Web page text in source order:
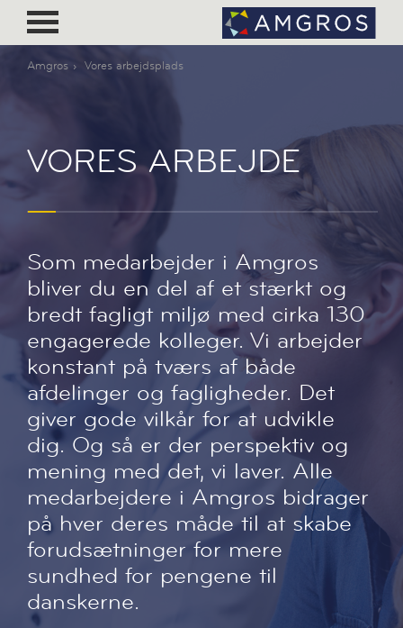
Amgros Vores arbejdsplads
VORES ARBEJDE
Som medarbejder i Amgros
bliver du en del af et stærkt og
bredt fagligt miljø med cirka 130
engagerede kolleger. Vi arbejder
konstant på tværs af både
afdelinger og fagligheder. Det
giver gode vilkår for at udvikle
dig. Og så er der perspektiv og
mening med det, vi laver. Alle
medarbejdere i Amgros bidrager
på hver deres måde til at skabe
forudsætninger for mere
sundhed for pengene til
danskerne.